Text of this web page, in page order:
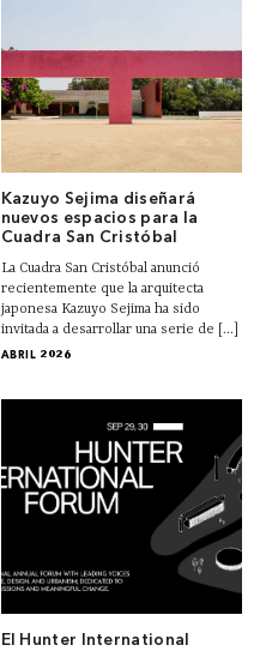
Kazuyo Sejima diseñará
nuevos espacios para la
Cuadra San Cristóbal
La Cuadra San Cristóbal anunció
recientemente que la arquitecta
japonesa Kazuyo Sejima ha sido
invitada a desarrollar una serie de [...]
ABRIL 2026
El Hunter International